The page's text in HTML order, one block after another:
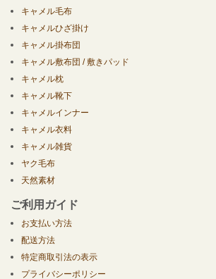
キャメル毛布
キャメルひざ掛け
キャメル掛布団
キャメル敷布団 / 敷きパッド
キャメル枕
キャメル靴下
キャメルインナー
キャメル衣料
キャメル雑貨
ヤク毛布
天然素材
ご利用ガイド
お支払い方法
配送方法
特定商取引法の表示
プライバシーポリシー